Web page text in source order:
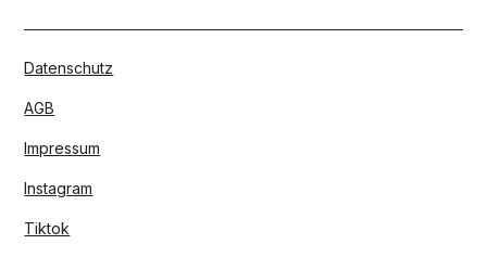
Datenschutz
AGB
Impressum
Instagram
Tiktok